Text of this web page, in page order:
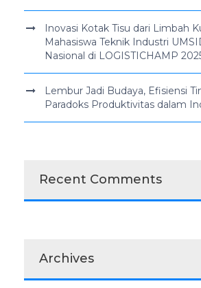
Inovasi Kotak Tisu dari Limbah
Mahasiswa Teknik Industri
Nasional di LOGISTICHAMP
Lembur Jadi Budaya, Efisiensi
Paradoks Produktivitas dalam
Recent Comments
Archives